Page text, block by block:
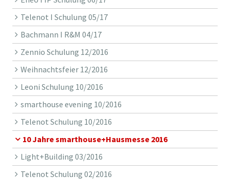
Telenot I Schulung 05/17
Bachmann I R&M 04/17
Zennio Schulung 12/2016
Weihnachtsfeier 12/2016
Leoni Schulung 10/2016
smarthouse evening 10/2016
Telenot Schulung 10/2016
10 Jahre smarthouse+Hausmesse 2016
Light+Building 03/2016
Telenot Schulung 02/2016